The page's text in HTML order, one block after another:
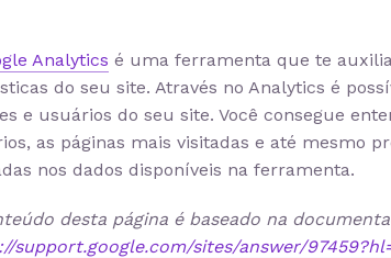
Analytics é uma ferramenta que te
do seu site. Através no Analytics é
e usuários do seu site. Você consegue
as páginas mais visitadas e até mesmo
nos dados disponíveis na ferramenta.
desta página é baseado na
support.google.com/sites/answer/